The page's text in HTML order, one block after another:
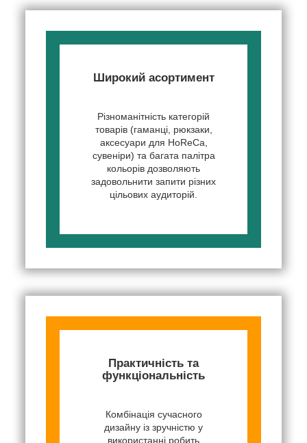
Широкий асортимент
Різноманітність категорій
товарів (гаманці, рюкзаки,
аксесуари для HoReCa,
сувеніри) та багата палітра
кольорів дозволяють
задовольнити запити різних
цільових аудиторій.
Практичність та
функціональність
Комбінація сучасного
дизайну із зручністю у
використанні робить